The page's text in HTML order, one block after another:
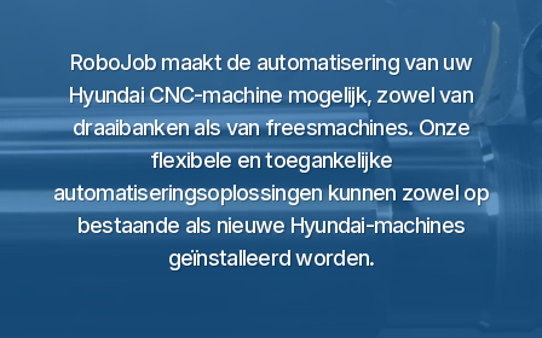
RoboJob maakt de automatisering van uw
Hyundai CNC-machine mogelijk, zowel van
draaibanken als van freesmachines. Onze
flexibele en toegankelijke
automatiseringsoplossingen kunnen zowel op
bestaande als nieuwe Hyundai-machines
geïnstalleerd worden.